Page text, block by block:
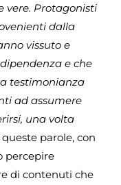
vere. Protagonisti
dalla
vissuto e
e che
testimonianza
ad assumere
una volta
queste parole, con
percepire
di contenuti che